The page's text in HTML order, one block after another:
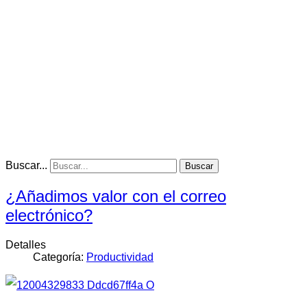
Buscar... Buscar
¿Añadimos valor con el correo
electrónico?
Detalles
Categoría: Productividad